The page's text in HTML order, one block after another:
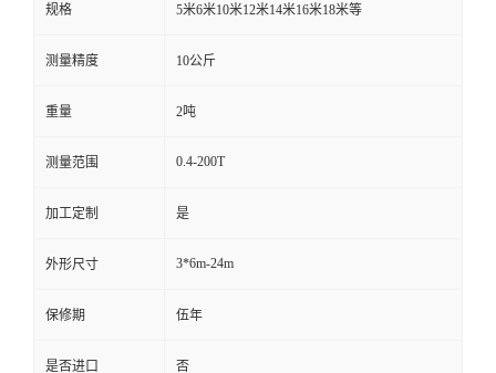
规格 5米6米10米12米14米16米18米等
测量精度 10公斤
重量 2吨
测量范围 0.4-200T
加工定制 是
外形尺寸 3*6m-24m
保修期 伍年
是否进口 否